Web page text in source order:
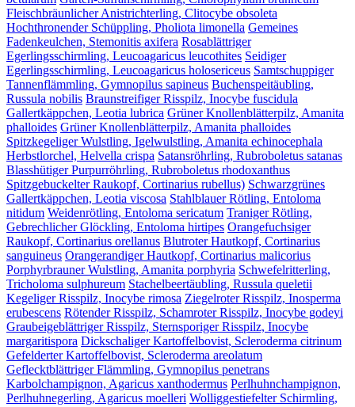
Fleischbräunlicher Anistrichterling, Clitocybe obsoleta
Hochthronender Schüppling, Pholiota limonella Gemeines
Fadenkeulchen, Stemonitis axifera Rosablättriger
Egerlingsschirmling, Leucoagaricus leucothites Seidiger
Egerlingsschirmling, Leucoagaricus holosericeus Samtschuppiger
Tannenflämmling, Gymnopilus sapineus Buchenspeitäubling,
Russula nobilis Braunstreifiger Risspilz, Inocybe fuscidula
Gallertkäppchen, Leotia lubrica Grüner Knollenblätterpilz, Amanita
phalloides Grüner Knollenblätterpilz, Amanita phalloides
Spitzkegeliger Wulstling, Igelwulstling, Amanita echinocephala
Herbstlorchel, Helvella crispa Satansröhrling, Rubroboletus satanas
Blasshütiger Purpurröhrling, Rubroboletus rhodoxanthus
Spitzgebuckelter Raukopf, Cortinarius rubellus) Schwarzgrünes
Gallertkäppchen, Leotia viscosa Stahlblauer Rötling, Entoloma
nitidum Weidenrötling, Entoloma sericatum Traniger Rötling,
Gebrechlicher Glöckling, Entoloma hirtipes Orangefuchsiger
Raukopf, Cortinarius orellanus Blutroter Hautkopf, Cortinarius
sanguineus Orangerandiger Hautkopf, Cortinarius malicorius
Porphyrbrauner Wulstling, Amanita porphyria Schwefelritterling,
Tricholoma sulphureum Stachelbeertäubling, Russula queletii
Kegeliger Risspilz, Inocybe rimosa Ziegelroter Risspilz, Inosperma
erubescens Rötender Risspilz, Schamroter Risspilz, Inocybe godeyi
Graubeigeblättriger Risspilz, Sternsporiger Risspilz, Inocybe
margaritispora Dickschaliger Kartoffelbovist, Scleroderma citrinum
Gefelderter Kartoffelbovist, Scleroderma areolatum
Geflecktblättriger Flämmling, Gymnopilus penetrans
Karbolchampignon, Agaricus xanthodermus Perlhuhnchampignon,
Perlhuhnegerling, Agaricus moelleri Wolliggestiefelter Schirmling,